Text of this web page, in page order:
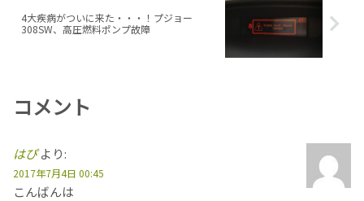
4大疾病がついに来た・・・！プジョー
308SW、高圧燃料ポンプ故障
コメント
はぴ より:
2017年7月4日 00:45
こんばんは